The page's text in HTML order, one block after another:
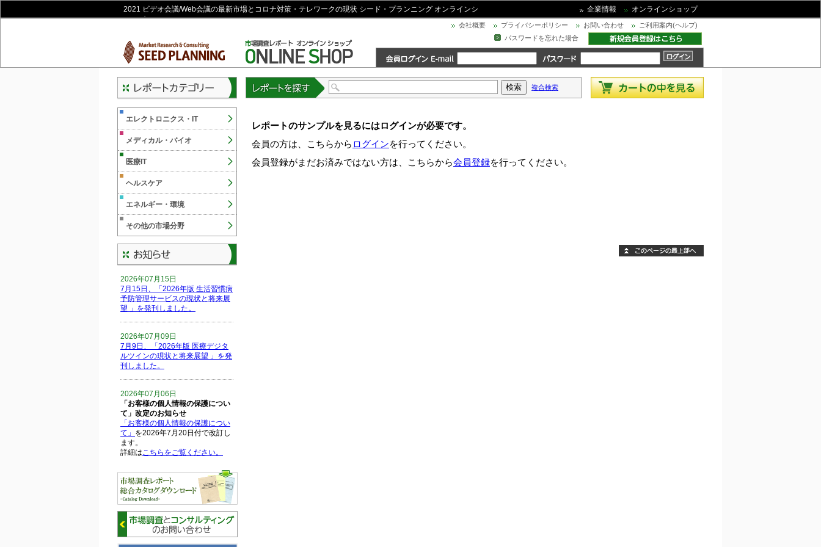
2021 ビデオ会議/Web会議の最新市場とコロナ対策・テレワークの現状 シード・プランニング オンラインシ
ョップ
企業情報 オンラインショップ
会社概要 プライバシーポリシー お問い合わせ
ご利用案内(ヘルプ)
パスワードを忘れた場合
複合検索
レポートのサンプルを見るにはログインが必要です。
会員の方は、こちらから ログインを行ってください。
会員登録がまだお済みではない方は、こちらから会員登録を行ってください。
エレクトロニクス・IT
メディカル・バイオ
医療IT
ヘルスケア
エネルギー・環境
その他の市場分野
2026年07月15日
7月15日、「2026年版 生活習慣病
予防管理サービスの現状と将来展
望 」を発刊しました。
2026年07月09日
7月9日、「2026年版 医療デジタ
ルツインの現状と将来展望 」を発
刊しました。
2026年07月06日
「お客様の個人情報の保護につい
て」改定のお知らせ
「お客様の個人情報の保護につい
て」 を2026年7月20日付で改訂し
ます。
詳細はこちらをご覧ください。
2026年06月15日
6月15日、「中国の医療保険医薬
品リスト 」を発刊しました。
2026年06月01日
6月1日、「2026-27年版 5G SA、